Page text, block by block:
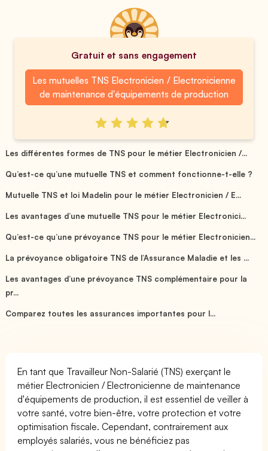
Gratuit et sans engagement
Les mutuelles TNS Electronicien / Electronicienne
de maintenance d'équipements de production
Les différentes formes de TNS pour le métier Electronicien /...
Qu’est-ce qu’une mutuelle TNS et comment fonctionne-t-elle ?
Mutuelle TNS et loi Madelin pour le métier Electronicien / E...
Les avantages d’une mutuelle TNS pour le métier Electronici...
Qu’est-ce qu’une prévoyance TNS pour le métier Electronicien...
La prévoyance obligatoire TNS de l’Assurance Maladie et les ...
Les avantages d’une prévoyance TNS complémentaire pour la
pr...
Comparez toutes les assurances importantes pour l...
En tant que Travailleur Non-Salarié (TNS) exerçant le
métier Electronicien / Electronicienne de maintenance
d'équipements de production, il est essentiel de veiller à
votre santé, votre bien-être, votre protection et votre
optimisation fiscale. Cependant, contrairement aux
employés salariés, vous ne bénéficiez pas